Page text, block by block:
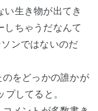
い生き物が出てき
しちゃうだなんて
ンではないのだ
をどっかの誰かが
してると。